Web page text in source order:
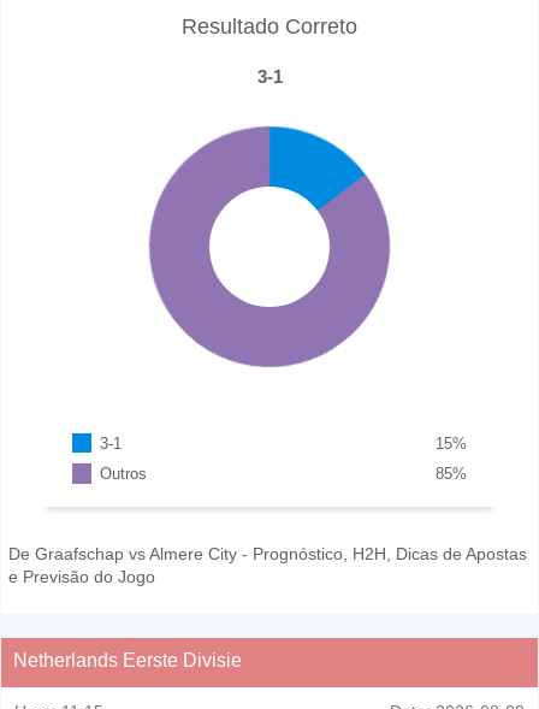
Resultado Correto
3-1
3-1 %
15
Outros
%
85
De Graafschap vs Almere City - Prognóstico, H2H, Dicas de Apostas
e Previsão do Jogo
Netherlands Eerste Divisie